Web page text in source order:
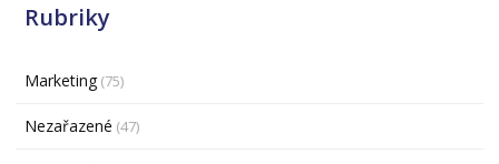
Rubriky
Marketing (75)
Nezařazené (47)